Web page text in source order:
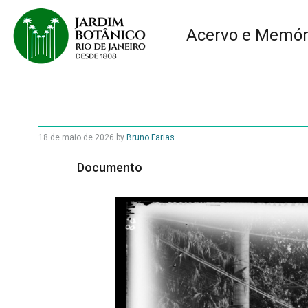
Acervo e
18 de maio de 2026 by Bruno Farias
Documento